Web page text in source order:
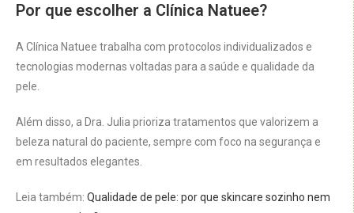
Por que escolher a Clínica Natuee?
A Clínica Natuee trabalha com protocolos individualizados e
tecnologias modernas voltadas para a saúde e qualidade da
pele.
Além disso, a Dra. Julia prioriza tratamentos que valorizem a
beleza natural do paciente, sempre com foco na segurança e
em resultados elegantes.
Leia também: Qualidade de pele: por que skincare sozinho nem